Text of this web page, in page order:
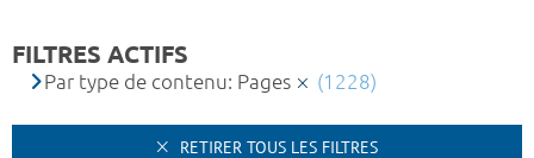
FILTRES ACTIFS
Par type de contenu: Pages (1228)
RETIRER TOUS LES FILTRES